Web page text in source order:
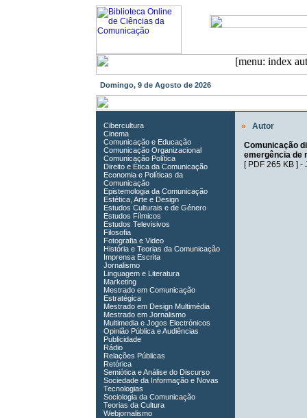
Domingo, 9 de Agosto de 2026
Cibercultura
Cinema
Comunicação e Educação
Comunicação Organizacional
Comunicação Política
Direito e Ética da Comunicação
Economia e Políticas da
Comunicação
Epistemologia da Comunicação
Estética, Arte e Design
Estudos Culturais e de Género
Estudos Fílmicos
Estudos Televisivos
Filosofia
Fotografia e Video
História e Teorias da Comunicação
Imprensa Escrita
Jornalismo
Linguagem e Literatura
Marketing
Mestrado em Comunicação
Estratégica
Mestrado em Design Multimédia
Mestrado em Jornalismo
Multimedia e Jogos Electrónicos
Opinião Pública e Audiências
Publicidade
Rádio
Relações Públicas
Retórica
Semiótica e Análise do Discurso
Sociedade da Informação e Novas
Tecnologias
Sociologia da Comunicação
Teorias da Cultura
Webjornalismo
»
Autor
Comunicação
emergência de
[ PDF 265 KB] -